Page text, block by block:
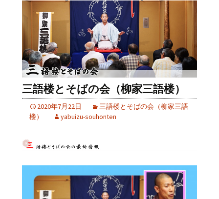
三語楼とそばの会（柳家三語楼）
2020年7月22日
三語楼とそばの会（柳家三語
楼）
yabuizu-souhonten